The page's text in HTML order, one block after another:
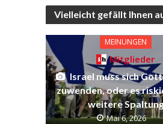
Vielleicht gefällt Ihnen
MEINUNGEN
Mitglieder
Israel muss sich
zuwenden, oder es
weitere
Mai 6, 2026